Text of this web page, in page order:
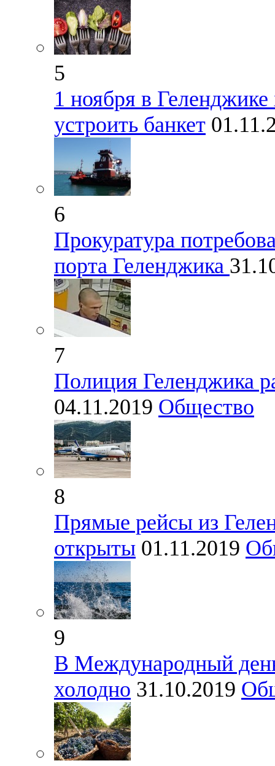
5
1 ноября в Геленджике
устроить банкет
6
Прокуратура
порта Геленджика
7
Полиция Геленджика
04.11.2019 Общество
8
Прямые рейсы из
открыты 01.11.2019
9
В Международный
холодно 31.10.2019